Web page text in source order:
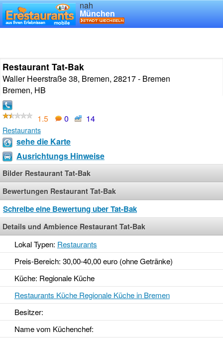
nah
München
Restaurant Tat-Bak
Waller Heerstraße 38, Bremen, 28217 - Bremen
Bremen, HB
1.5 0 14
Restaurants
sehe die Karte
Ausrichtungs Hinweise
Bilder Restaurant Tat-Bak
Bewertungen Restaurant Tat-Bak
Schreibe eine Bewertung uber Tat-Bak
Details und Ambience Restaurant Tat-Bak
Lokal Typen: Restaurants
Preis-Bereich: 30,00-40,00 euro (ohne Getränke)
Küche: Regionale Küche
Restaurants Küche Regionale Küche in Bremen
Besitzer:
Name vom Küchenchef: